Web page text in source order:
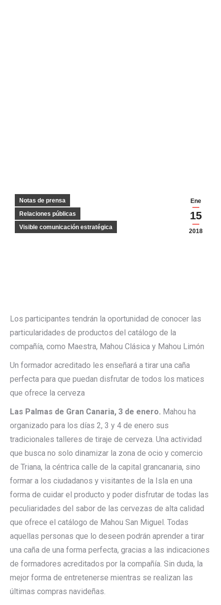
Ene
15
2018
Notas de prensa
Relaciones públicas
Visible comunicación estratégica
Los participantes tendrán la oportunidad de conocer las
particularidades de productos del catálogo de la
compañía, como Maestra, Mahou Clásica y Mahou Limón
Un formador acreditado les enseñará a tirar una caña
perfecta para que puedan disfrutar de todos los matices
que ofrece la cerveza
Las Palmas de Gran Canaria, 3 de enero. Mahou ha
organizado para los días 2, 3 y 4 de enero sus
tradicionales talleres de tiraje de cerveza. Una actividad
que busca no solo dinamizar la zona de ocio y comercio
de Triana, la céntrica calle de la capital grancanaria, sino
formar a los ciudadanos y visitantes de la Isla en una
forma de cuidar el producto y poder disfrutar de todas las
peculiaridades del sabor de las cervezas de alta calidad
que ofrece el catálogo de Mahou San Miguel. Todas
aquellas personas que lo deseen podrán aprender a tirar
una caña de una forma perfecta, gracias a las indicaciones
de formadores acreditados por la compañía. Sin duda, la
mejor forma de entretenerse mientras se realizan las
últimas compras navideñas.